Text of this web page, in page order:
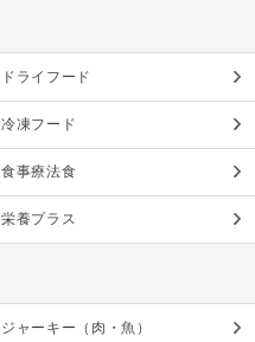
ドライフード
冷凍フード
食事療法食
栄養プラス
ジャーキー（肉・魚）